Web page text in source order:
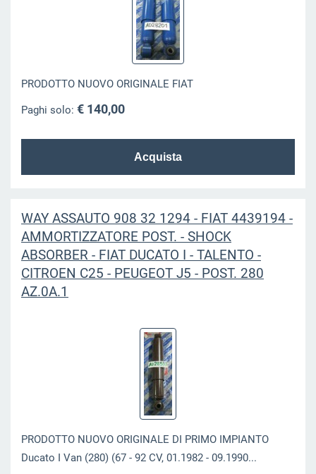
PRODOTTO NUOVO ORIGINALE FIAT
Paghi solo: € 140,00
WAY ASSAUTO 908 32 1294 - FIAT 4439194 -
AMMORTIZZATORE POST. - SHOCK
ABSORBER - FIAT DUCATO I - TALENTO -
CITROEN C25 - PEUGEOT J5 - POST. 280
AZ.0A.1
PRODOTTO NUOVO ORIGINALE DI PRIMO IMPIANTO
Ducato I Van (280) (67 - 92 CV, 01.1982 - 09.1990...